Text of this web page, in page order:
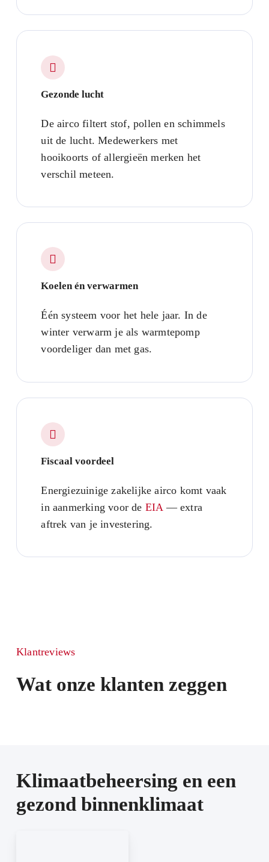
Gezonde lucht
De airco filtert stof, pollen en schimmels
uit de lucht. Medewerkers met
hooikoorts of allergieën merken het
verschil meteen.
Koelen én verwarmen
Één systeem voor het hele jaar. In de
winter verwarm je als warmtepomp
voordeliger dan met gas.
Fiscaal voordeel
Energiezuinige zakelijke airco komt vaak
in aanmerking voor de EIA — extra
aftrek van je investering.
Klantreviews
Wat onze klanten zeggen
Klimaatbeheersing en een
gezond binnenklimaat